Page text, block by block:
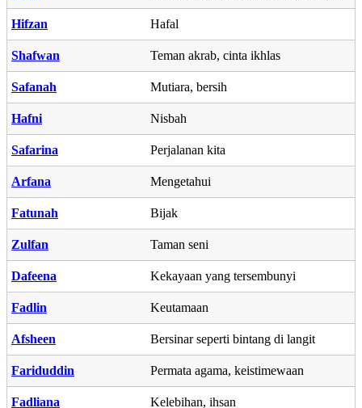
Hifzan Hafal
Shafwan Teman akrab, cinta ikhlas
Safanah Mutiara, bersih
Hafni Nisbah
Safarina Perjalanan kita
Arfana Mengetahui
Fatunah Bijak
Zulfan Taman seni
Dafeena Kekayaan yang tersembunyi
Fadlin Keutamaan
Afsheen Bersinar seperti bintang di langit
Fariduddin Permata agama, keistimewaan
Fadliana Kelebihan, ihsan